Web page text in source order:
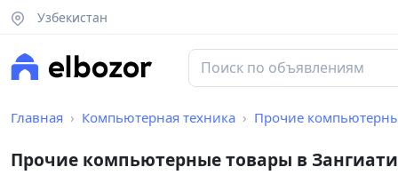
Узбекистан
Главная Компьютерная техника Прочие
Прочие компьютерные товары в